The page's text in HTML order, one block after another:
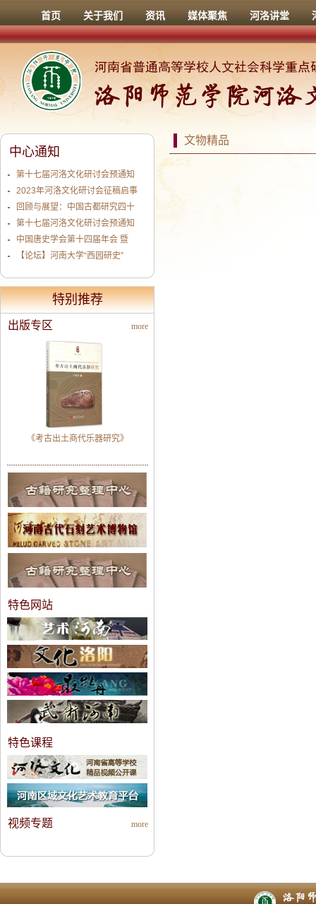
首页 关于我们 资讯 媒体聚焦 河洛讲堂
文物精品
中心通知
第十七届河洛文化研讨会预通知
2023年河洛文化研讨会征稿启事
回顾与展望：中国古都研究四十
第十七届河洛文化研讨会预通知
中国唐史学会第十四届年会 暨
【论坛】河南大学“西园研史”
特别推荐
more
出版专区
《考古出土商代乐器研究》
特色网站
特色课程
more
视频专题